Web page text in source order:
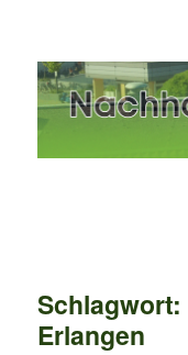
Schlagwort:
Erlangen